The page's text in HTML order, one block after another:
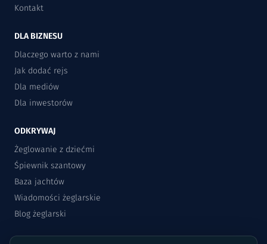
Kontakt
DLA BIZNESU
Dlaczego warto z nami
Jak dodać rejs
Dla mediów
Dla inwestorów
ODKRYWAJ
Żeglowanie z dziećmi
Śpiewnik szantowy
Baza jachtów
Wiadomości żeglarskie
Blog żeglarski